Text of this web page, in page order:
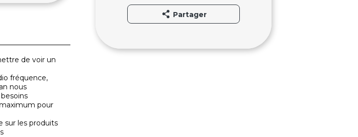
de voir un
fréquence,
nous
pour
sur les produits
Partager